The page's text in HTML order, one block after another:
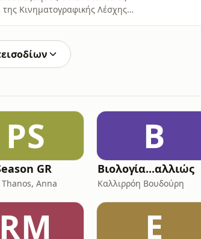
Κινηματογραφικής Λέσχης
PS
GR
Anna
Β
Βιολογία...αλλιώς
Καλλιρρόη Βουδούρη
RM E